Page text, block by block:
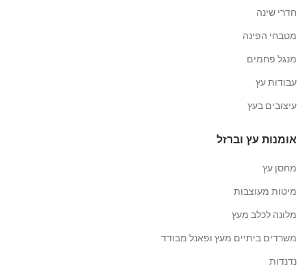
חדרי שינה
מטבחי הפינה
מנגל פחמים
עבודות עץ
עיצובים בעץ
אומנות עץ וברזל
מחסן עץ
מיטות מעוצבות
מלונה לכלב מעץ
משרדים ביתיים מעץ ופאנל מבודד
נדנדות